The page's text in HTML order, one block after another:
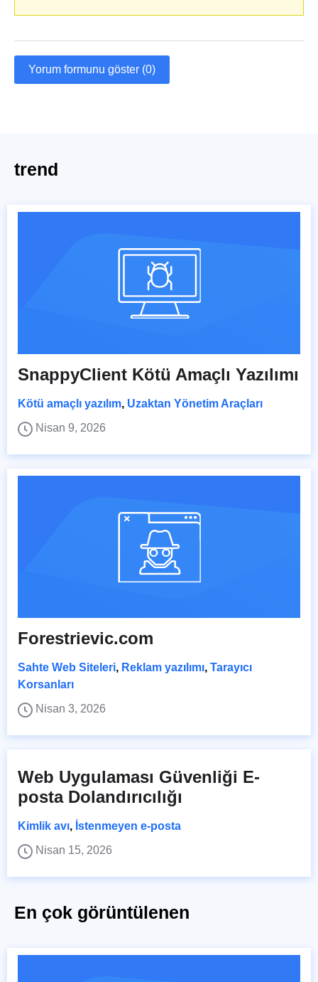
Yorum formunu göster (0)
trend
SnappyClient Kötü Amaçlı Yazılımı
Kötü amaçlı yazılım, Uzaktan Yönetim Araçları
Nisan 9, 2026
Forestrievic.com
Sahte Web Siteleri, Reklam yazılımı, Tarayıcı
Korsanları
Nisan 3, 2026
Web Uygulaması Güvenliği E-
posta Dolandırıcılığı
Kimlik avı, İstenmeyen e-posta
Nisan 15, 2026
En çok görüntülenen